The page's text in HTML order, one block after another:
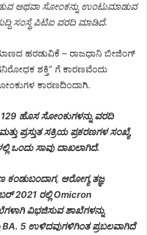
ಅಥವಾ ಸೋಂಕನ್ನು ಉಂಟುಮಾಡುವ
ಸಂಸ್ಥೆ ಪಿಟಿಐ ವರದಿ ಮಾಡಿದೆ.
ಹರಡುವಿಕೆ – ರಾಜಧಾನಿ ಬೀಜಿಂಗ್
ಶಕ್ತಿ” ಗೆ ಕಾರಣವೆಂದು
ಕಾರಣದಿಂದಾಗಿ.
ಹೊಸ ಸೋಂಕುಗಳನ್ನು ವರದಿ
ಪ್ರಸ್ತುತ ಸಕ್ರಿಯ ಪ್ರಕರಣಗಳ ಸಂಖ್ಯೆ
ಒಂದು ಸಾವು ದಾಖಲಾಗಿದೆ.
ಆರೋಗ್ಯ ತಜ್ಞ
2021 ರಲ್ಲಿ Omicron
ವಿಭಜಿಸುವ ಶಾಖೆಗಳನ್ನು
BA. 5 ಉಳಿದವುಗಳಿಗಿಂತ ಪ್ರಬಲವಾಗಿದೆ